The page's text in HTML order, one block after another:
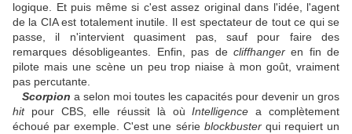
logique. Et puis même si c'est assez original dans l'idée, l'agent
de la CIA est totalement inutile. Il est spectateur de tout ce qui se
passe, il n'intervient quasiment pas, sauf pour faire des
remarques désobligeantes. Enfin, pas decliffhangeren fin de
pilote mais une scène un peu trop niaise à mon goût, vraiment
pas percutante.
Scorpion a selon moi toutes les capacités pour devenir un gros
hitpour CBS, elle réussit là où Intelligence a complètement
échoué par exemple. C'est une série blockbusterqui requiert un